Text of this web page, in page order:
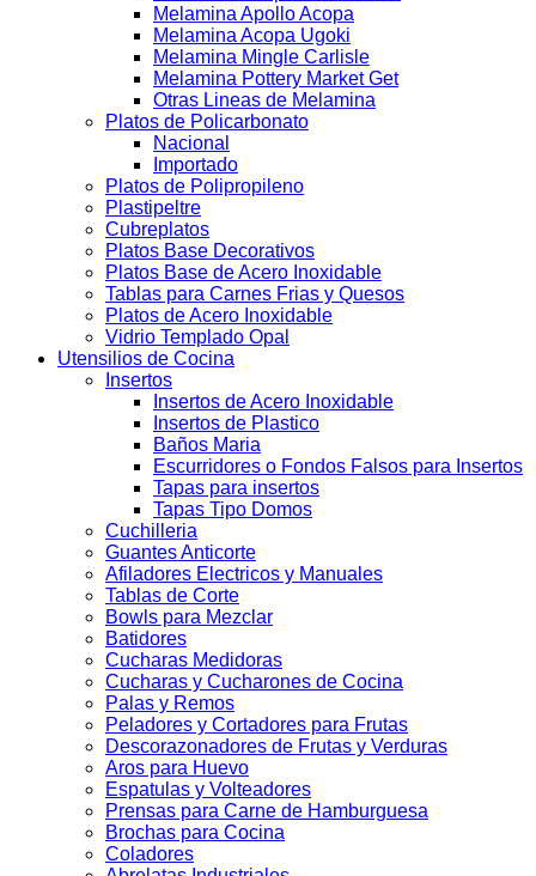
Melamina Apollo Acopa
Melamina Acopa Ugoki
Melamina Mingle Carlisle
Melamina Pottery Market Get
Otras Lineas de Melamina
Platos de Policarbonato
Nacional
Importado
Platos de Polipropileno
Plastipeltre
Cubreplatos
Platos Base Decorativos
Platos Base de Acero Inoxidable
Tablas para Carnes Frias y Quesos
Platos de Acero Inoxidable
Vidrio Templado Opal
Utensilios de Cocina
Insertos
Insertos de Acero Inoxidable
Insertos de Plastico
Baños Maria
Escurridores o Fondos Falsos para Insertos
Tapas para insertos
Tapas Tipo Domos
Cuchilleria
Guantes Anticorte
Afiladores Electricos y Manuales
Tablas de Corte
Bowls para Mezclar
Batidores
Cucharas Medidoras
Cucharas y Cucharones de Cocina
Palas y Remos
Peladores y Cortadores para Frutas
Descorazonadores de Frutas y Verduras
Aros para Huevo
Espatulas y Volteadores
Prensas para Carne de Hamburguesa
Brochas para Cocina
Coladores